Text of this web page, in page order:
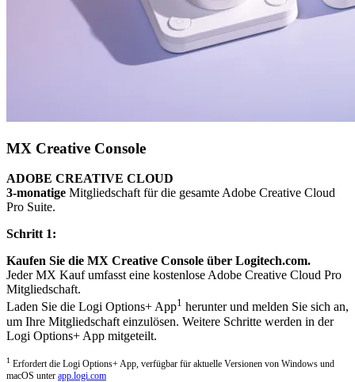
MX Creative Console
ADOBE CREATIVE CLOUD
3-monatige Mitgliedschaft für die gesamte Adobe Creative Cloud
Pro Suite.
Schritt 1:
Kaufen Sie die MX Creative Console über Logitech.com.
Jeder MX Kauf umfasst eine kostenlose Adobe Creative Cloud Pro
Mitgliedschaft.
Laden Sie die Logi Options+ App1 herunter und melden Sie sich an,
um Ihre Mitgliedschaft einzulösen. Weitere Schritte werden in der
Logi Options+ App mitgeteilt.
1 Erfordert die Logi Options+ App, verfügbar für aktuelle Versionen von Windows und
macOS unter app.logi.com